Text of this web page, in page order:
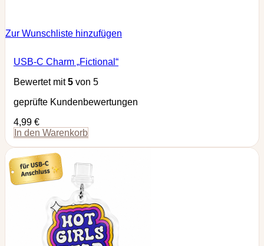
Zur Wunschliste hinzufügen
USB-C Charm „Fictional“
Bewertet mit5 von 5
geprüfte Kundenbewertungen
4,99 €
In den Warenkorb